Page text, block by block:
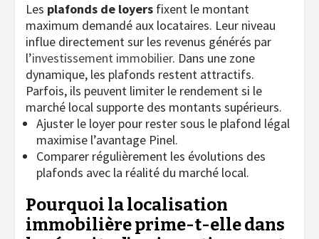
Les plafonds de loyers fixent le montant
maximum demandé aux locataires. Leur niveau
influe directement sur les revenus générés par
l’investissement immobilier. Dans une zone
dynamique, les plafonds restent attractifs.
Parfois, ils peuvent limiter le rendement si le
marché local supporte des montants supérieurs.
Ajuster le loyer pour rester sous le plafond légal
maximise l’avantage Pinel.
Comparer régulièrement les évolutions des
plafonds avec la réalité du marché local.
Pourquoi la localisation
immobilière prime-t-elle dans